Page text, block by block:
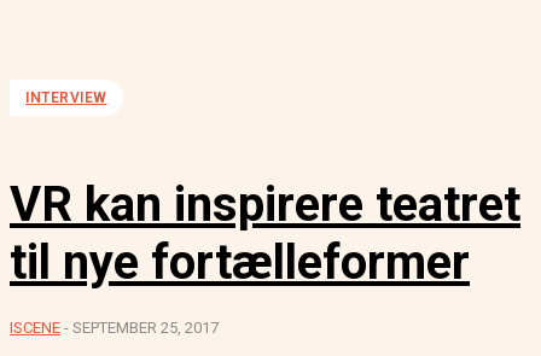
INTERVIEW
VR kan inspirere teatret
til nye fortælleformer
ISCENE - SEPTEMBER 25, 2017